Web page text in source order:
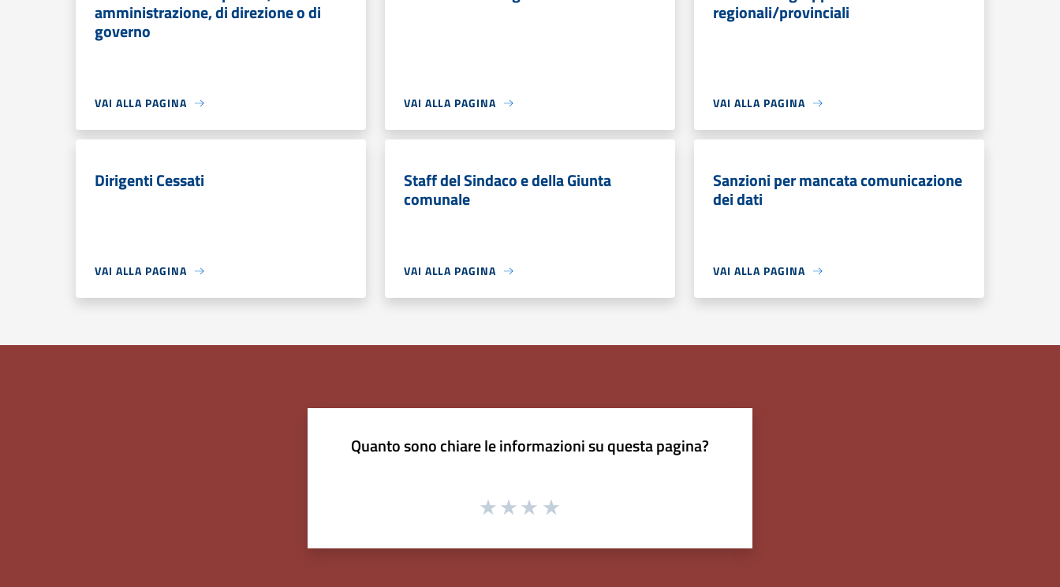
amministrazione, di direzione o di
governo
VAI ALLA PAGINA VAI ALLA PAGINA
regionali/provinciali
VAI ALLA PAGINA
Dirigenti Cessati
VAI ALLA PAGINA
Staff del Sindaco e della Giunta
comunale
VAI ALLA PAGINA
Sanzioni per mancata comunicazione
dei dati
VAI ALLA PAGINA
Quanto sono chiare le informazioni su questa pagina?